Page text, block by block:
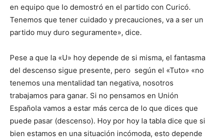
en equipo que lo demostró en el partido con Curicó.
Tenemos que tener cuidado y precauciones, va a ser un
partido muy duro seguramente», dice.
Pese a que la «U» hoy depende de si misma, el fantasma
del descenso sigue presente, pero según el «Tuto» «no
tenemos una mentalidad tan negativa, nosotros
trabajamos para ganar. Si no pensamos en Unión
Española vamos a estar más cerca de lo que dices que
puede pasar (descenso). Hoy por hoy la tabla dice que si
bien estamos en una situación incómoda, esto depende